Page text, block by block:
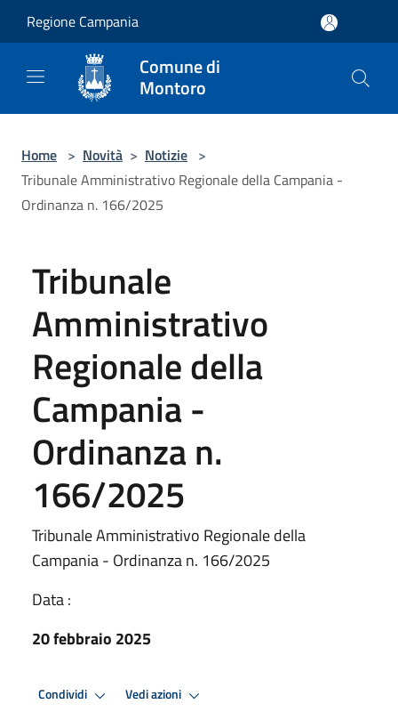
Regione Campania
Comune di
Montoro
Home > Novità > Notizie >
Tribunale Amministrativo Regionale della Campania -
Ordinanza n. 166/2025
Tribunale
Amministrativo
Regionale della
Campania -
Ordinanza n.
166/2025
Tribunale Amministrativo Regionale della
Campania - Ordinanza n. 166/2025
Data :
20 febbraio 2025
Condividi Vedi azioni